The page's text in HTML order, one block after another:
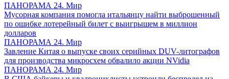
ПАНОРАМА 24. Мир
Мусорная компания помогла итальянцу найти выброшенный
по ошибке лотерейный билет с выигрышем в миллион
долларов
ПАНОРАМА 24. Мир
Завление Китая о выпуске своих серийных DUV-литографов
для производства микросхем обвалило акции NVidia
ПАНОРАМА 24. Мир